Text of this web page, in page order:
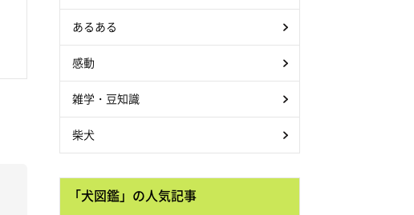
あるある
感動
雑学・豆知識
柴犬
「犬図鑑」の人気記事